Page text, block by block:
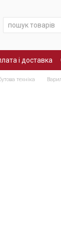
і доставка
техніка